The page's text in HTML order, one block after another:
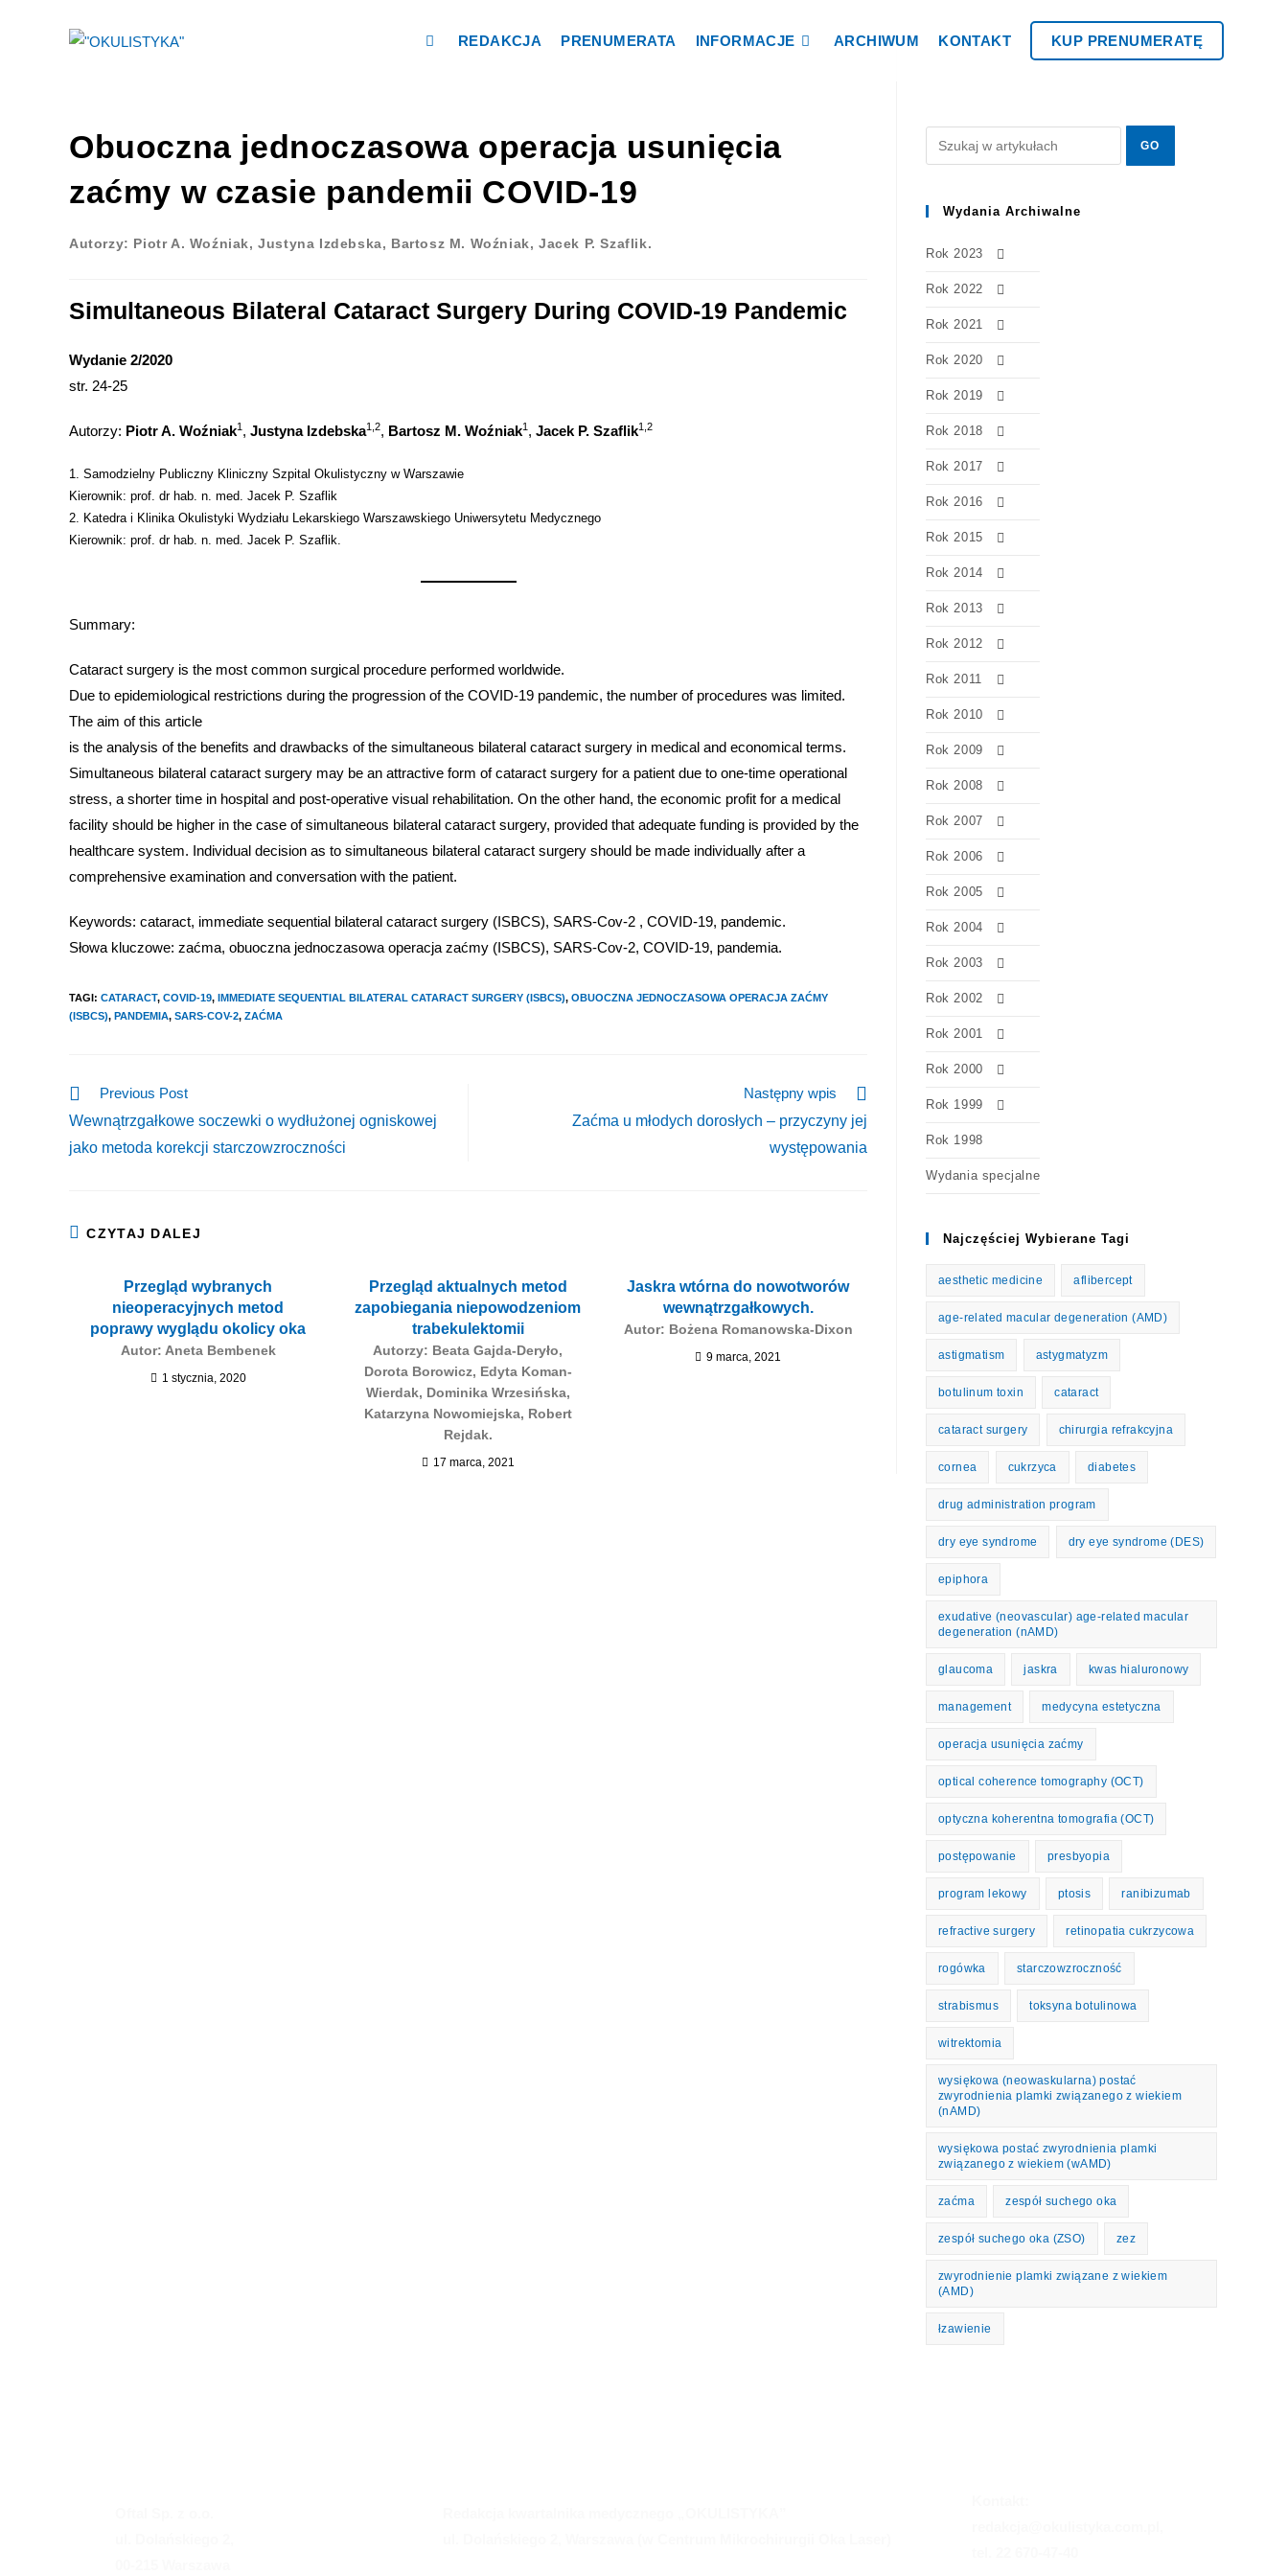
REDAKCJA PRENUMERATA INFORMACJE ARCHIWUM KONTAKT KUP PRENUMERATĘ
Obuoczna jednoczasowa operacja usunięcia
zaćmy w czasie pandemii COVID-19
Autorzy: Piotr A. Woźniak, Justyna Izdebska, Bartosz M. Woźniak, Jacek P. Szaflik.
Simultaneous Bilateral Cataract Surgery During COVID-19 Pandemic
Wydanie 2/2020
str. 24-25
Autorzy: Piotr A. Woźniak1 , Justyna Izdebska1,2, Bartosz M. Woźniak1 , Jacek P. Szaflik1,2
1. Samodzielny Publiczny Kliniczny Szpital Okulistyczny w Warszawie
Kierownik: prof. dr hab. n. med. Jacek P. Szaflik
2. Katedra i Klinika Okulistyki Wydziału Lekarskiego Warszawskiego Uniwersytetu Medycznego
Kierownik: prof. dr hab. n. med. Jacek P. Szaflik.
Summary:
Cataract surgery is the most common surgical procedure performed worldwide.
Due to epidemiological restrictions during the progression of the COVID-19 pandemic, the number of procedures was limited.
The aim of this article
is the analysis of the benefits and drawbacks of the simultaneous bilateral cataract surgery in medical and economical terms.
Simultaneous bilateral cataract surgery may be an attractive form of cataract surgery for a patient due to one-time operational
stress, a shorter time in hospital and post-operative visual rehabilitation. On the other hand, the economic profit for a medical
facility should be higher in the case of simultaneous bilateral cataract surgery, provided that adequate funding is provided by the
healthcare system. Individual decision as to simultaneous bilateral cataract surgery should be made individually after a
comprehensive examination and conversation with the patient.
Keywords: cataract, immediate sequential bilateral cataract surgery (ISBCS), SARS-Cov-2 , COVID-19, pandemic.
Słowa kluczowe: zaćma, obuoczna jednoczasowa operacja zaćmy (ISBCS), SARS-Cov-2, COVID-19, pandemia.
TAGI: CATARACT, COVID-19, IMMEDIATE SEQUENTIAL BILATERAL CATARACT SURGERY (ISBCS), OBUOCZNA JEDNOCZASOWA OPERACJA ZAĆMY
(ISBCS), PANDEMIA, SARS-COV-2, ZAĆMA
Previous Post
Wewnątrzgałkowe soczewki o wydłużonej ogniskowej
jako metoda korekcji starczowzroczności
Następny wpis
Zaćma u młodych dorosłych – przyczyny jej
występowania
CZYTAJ DALEJ
Przegląd wybranych
nieoperacyjnych metod
poprawy wyglądu okolicy oka
Autor: Aneta Bembenek
1 stycznia, 2020
Przegląd aktualnych metod
zapobiegania niepowodzeniom
trabekulektomii
Autorzy: Beata Gajda-Deryło,
Dorota Borowicz, Edyta Koman-
Wierdak, Dominika Wrzesińska,
Katarzyna Nowomiejska, Robert
Rejdak.
17 marca, 2021
Jaskra wtórna do nowotworów
wewnątrzgałkowych.
Autor: Bożena Romanowska-Dixon
9 marca, 2021
Wydania Archiwalne
Rok 2023
Rok 2022
Rok 2021
Rok 2020
Rok 2019
Rok 2018
Rok 2017
Rok 2016
Rok 2015
Rok 2014
Rok 2013
Rok 2012
Rok 2011
Rok 2010
Rok 2009
Rok 2008
Rok 2007
Rok 2006
Rok 2005
Rok 2004
Rok 2003
Rok 2002
Rok 2001
Rok 2000
Rok 1999
Rok 1998
Wydania specjalne
Najczęściej Wybierane Tagi
aesthetic medicine aflibercept
age-related macular degeneration (AMD)
astigmatism astygmatyzm
botulinum toxin cataract
cataract surgery chirurgia refrakcyjna
cornea cukrzyca diabetes
drug administration program
dry eye syndrome dry eye syndrome (DES)
epiphora
exudative (neovascular) age-related macular
degeneration (nAMD)
glaucoma jaskra kwas hialuronowy
management medycyna estetyczna
operacja usunięcia zaćmy
optical coherence tomography (OCT)
optyczna koherentna tomografia (OCT)
postępowanie presbyopia
program lekowy ptosis ranibizumab
refractive surgery retinopatia cukrzycowa
rogówka starczowzroczność
strabismus toksyna botulinowa
witrektomia
wysiękowa (neowaskularna) postać
zwyrodnienia plamki związanego z wiekiem
(nAMD)
wysiękowa postać zwyrodnienia plamki
związanego z wiekiem (wAMD)
zaćma zespół suchego oka
zespół suchego oka (ZSO) zez
zwyrodnienie plamki związane z wiekiem
(AMD)
łzawienie